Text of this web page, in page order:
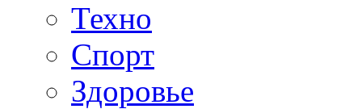
Техно
Спорт
Здоровье